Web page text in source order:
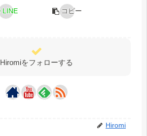
LINE コピー
Hiromiをフォローする
Hiromi